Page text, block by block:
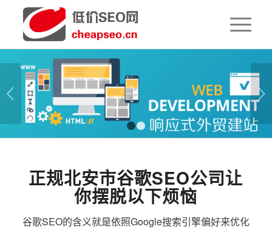
下一页
1 2
正规北安市谷歌SEO公司让
你摆脱以下烦恼
谷歌SEO的含义就是依照Google搜索引擎偏好来优化